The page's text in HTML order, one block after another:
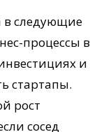
в следующие
процессы в
и
стартапы.
рост
сосед